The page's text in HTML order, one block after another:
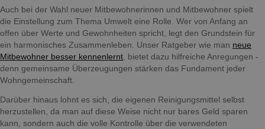
Auch bei der Wahl neuer Mitbewohnerinnen und Mitbewohner spielt
die Einstellung zum Thema Umwelt eine Rolle. Wer von Anfang an
offen über Werte und Gewohnheiten spricht, legt den Grundstein für
ein harmonisches Zusammenleben. Unser Ratgeber wie man neue
Mitbewohner besser kennenlernt , bietet dazu hilfreiche Anregungen -
denn gemeinsame Überzeugungen stärken das Fundament jeder
Wohngemeinschaft.
Darüber hinaus lohnt es sich, die eigenen Reinigungsmittel selbst
herzustellen, da man auf diese Weise nicht nur bares Geld sparen
kann, sondern auch die volle Kontrolle über die verwendeten